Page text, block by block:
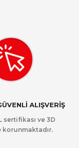
ALIŞVERİŞ
sertifikası ve 3D
korunmaktadır.